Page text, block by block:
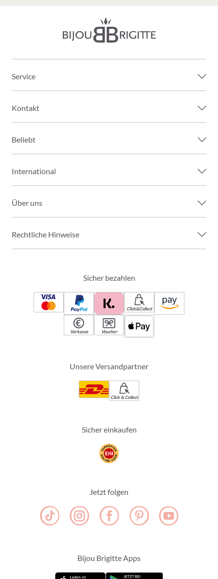
Service
Kontakt
Beliebt
International
Über uns
Rechtliche Hinweise
Sicher bezahlen
Click&Collect
Vorkasse Voucher
Unsere Versandpartner
Click & Collect
Sicher einkaufen
Jetzt folgen
Bijou Brigitte Apps